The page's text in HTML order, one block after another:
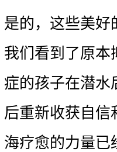
是的，这些美好
我们看到了原本
症的孩子在潜水
后重新收获自信
海疗愈的力量已